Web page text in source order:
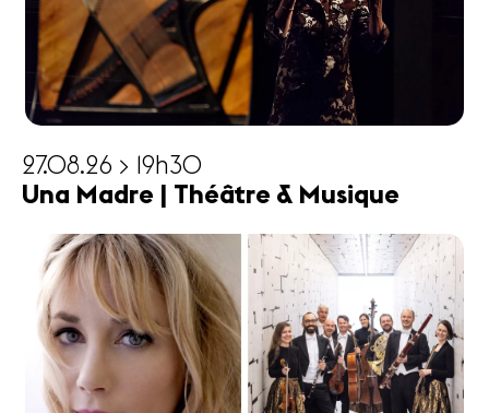
27.08.26 > 19h30
Una Madre | Théâtre & Musique